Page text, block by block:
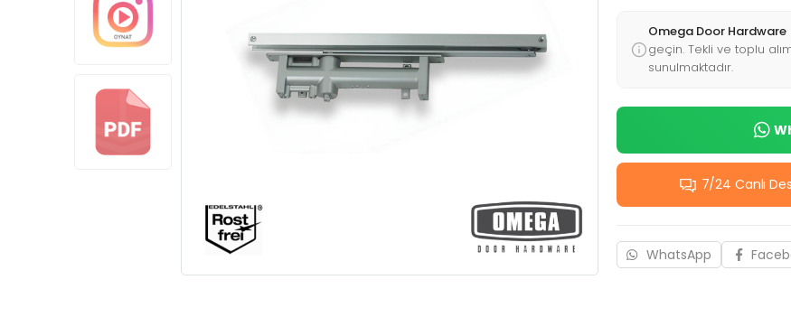
Omega Door Hardware
geçin. Tekli ve toplu
sunulmaktadır.
7/24 Canlı
WhatsApp